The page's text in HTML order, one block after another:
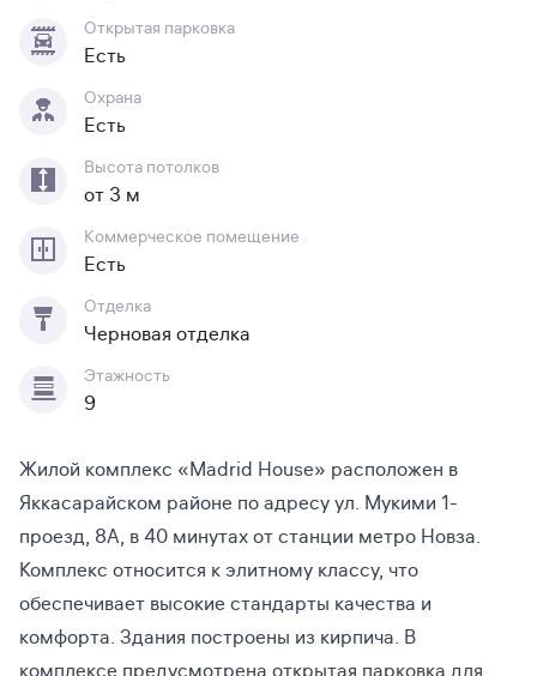
Открытая парковка
Есть
Охрана
Есть
Высота потолков
от 3 м
Коммерческое помещение
Есть
Отделка
Черновая отделка
Этажность
9
Жилой комплекс «Madrid House» расположен в
Яккасарайском районе по адресу ул. Мукими 1-
проезд, 8А, в 40 минутах от станции метро Новза.
Комплекс относится к элитному классу, что
обеспечивает высокие стандарты качества и
комфорта. Здания построены из кирпича. В
комплексе предусмотрена открытая парковка для